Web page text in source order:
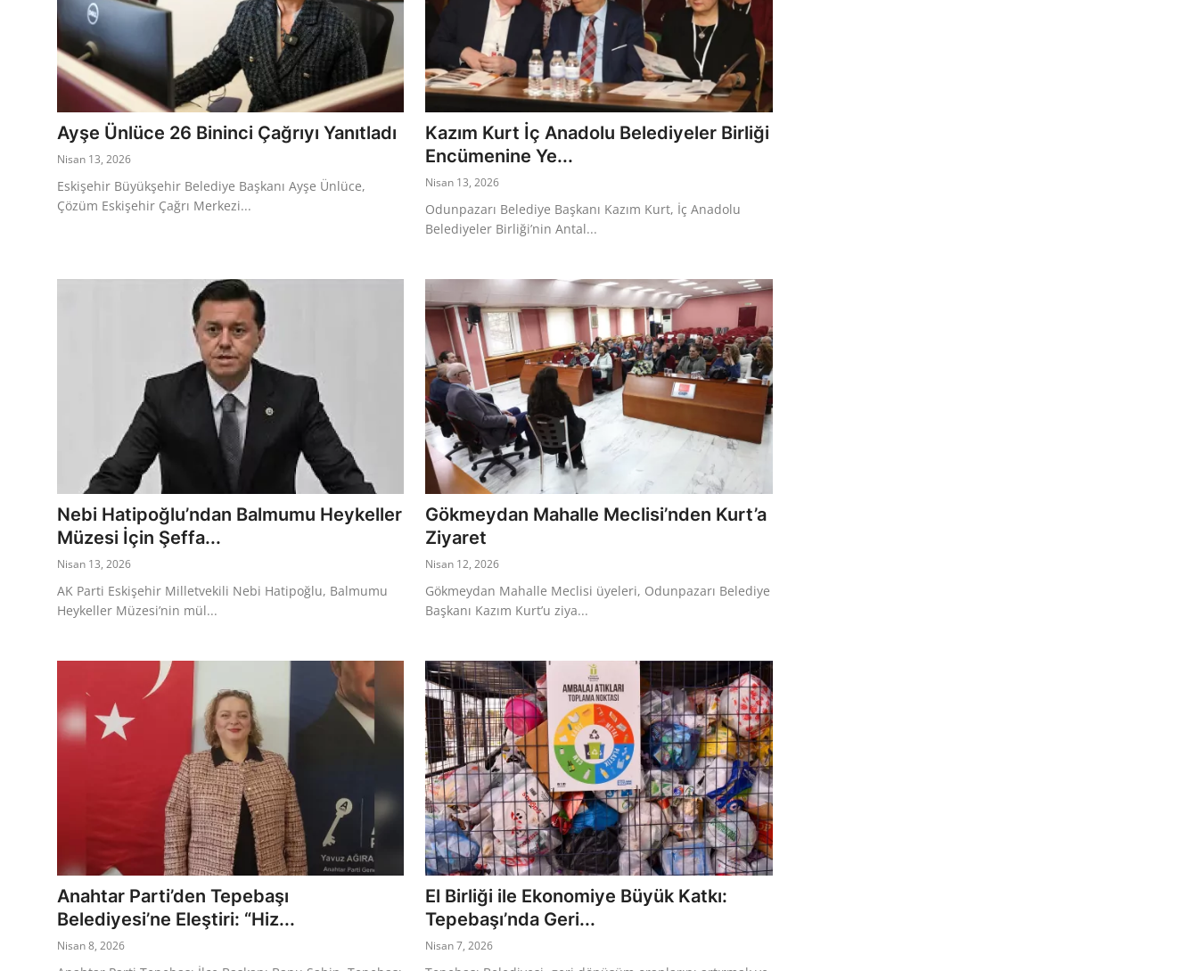
Ayşe Ünlüce 26 Bininci Çağrıyı Yanıtladı
Nisan 13, 2026
Eskişehir Büyükşehir Belediye Başkanı Ayşe Ünlüce,
Çözüm Eskişehir Çağrı Merkezi...
Kazım Kurt İç Anadolu Belediyeler Birliği
Encümenine Ye...
Nisan 13, 2026
Odunpazarı Belediye Başkanı Kazım Kurt, İç Anadolu
Belediyeler Birliği’nin Antal...
Nebi Hatipoğlu’ndan Balmumu Heykeller
Müzesi İçin Şeffa...
Nisan 13, 2026
AK Parti Eskişehir Milletvekili Nebi Hatipoğlu, Balmumu
Heykeller Müzesi’nin mül...
Gökmeydan Mahalle Meclisi’nden Kurt’a
Ziyaret
Nisan 12, 2026
Gökmeydan Mahalle Meclisi üyeleri, Odunpazarı Belediye
Başkanı Kazım Kurt’u ziya...
Anahtar Parti’den Tepebaşı
Belediyesi’ne Eleştiri: “Hiz...
Nisan 8, 2026
El Birliği ile Ekonomiye Büyük Katkı:
Tepebaşı’nda Geri...
Nisan 7, 2026